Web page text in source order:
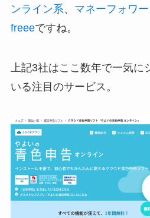
ンライン系、 マネーフォワ
freeeですね。
上記3社はここ数年で一気に
いる注目のサービス。